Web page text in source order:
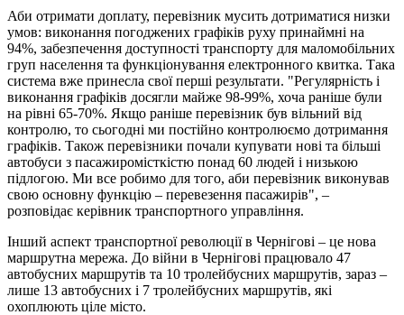
Аби отримати доплату, перевізник мусить дотриматися низки
умов: виконання погоджених графіків руху принаймні на
94%, забезпечення доступності транспорту для маломобільних
груп населення та функціонування електронного квитка. Така
система вже принесла свої перші результати. "Регулярність і
виконання графіків досягли майже 98-99%, хоча раніше були
на рівні 65-70%. Якщо раніше перевізник був вільний від
контролю, то сьогодні ми постійно контролюємо дотримання
графіків. Також перевізники почали купувати нові та більші
автобуси з пасажиромісткістю понад 60 людей і низькою
підлогою. Ми все робимо для того, аби перевізник виконував
свою основну функцію – перевезення пасажирів", –
розповідає керівник транспортного управління.
Інший аспект транспортної революції в Чернігові – це нова
маршрутна мережа. До війни в Чернігові працювало 47
автобусних маршрутів та 10 тролейбусних маршрутів, зараз –
лише 13 автобусних і 7 тролейбусних маршрутів, які
охоплюють ціле місто.